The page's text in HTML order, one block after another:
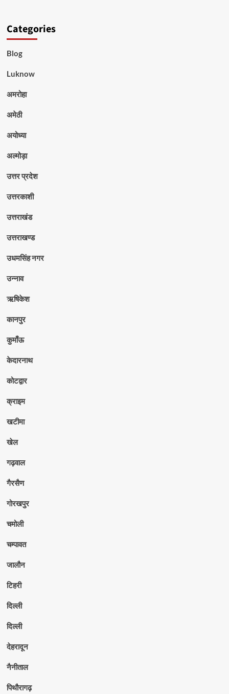
Categories
Blog
Luknow
अमरोहा
अमेठी
अयोध्या
अल्मोड़ा
उत्तर प्रदेश
उत्तरकाशी
उत्तराखंड
उत्तराखण्ड
उधमसिंह नगर
उन्नाव
ऋषिकेश
कानपुर
कुमाँऊ
केदारनाथ
कोटद्वार
क्राइम
खटीमा
खेल
गढ़वाल
गैरसैण
गोरखपुर
चमोली
चम्पावत
जालौन
टिहरी
दिल्ली
दिल्ली
देहरादून
नैनीताल
पिथौरागढ़